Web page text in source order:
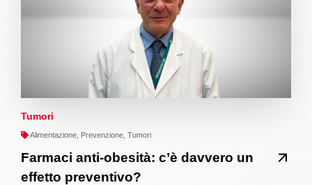
Tumori
Alimentazione, Prevenzione, Tumori
Farmaci anti-obesità: c’è davvero un
effetto preventivo?